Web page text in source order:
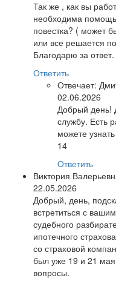
Так же , как вы
необходима
повестка? ( может
или все решается
Благодарю за ответ.
Ответить
Отвечает:
02.06.2026
Добрый день!
службу. Есть
можете
14
Ответить
Виктория
22.05.2026
Добрый, день,
встретиться с
судебного
ипотечного
со страховой
был уже 19 и 21
вопросы.